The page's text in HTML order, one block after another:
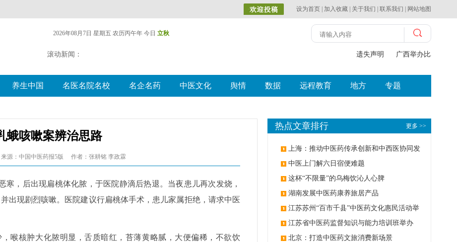
设为首页 加入收藏 关于我们 联系我们 网站地图
2026年08月7日 星期五 农历丙午年 今日 立秋
滚动新闻： 遗失声明 广西举办比赛探索
养生中国 名医名院名校 名企名药 中医文化 舆情 数据 远程教育 地方 专题
蛾咳嗽案辨治思路
来源：中国中医药报5版 作者：张耕铭 李政霖
寒，后出现扁桃体化脓，于医院静滴后热退。当夜患儿再次发烧，
出现剧烈咳嗽。医院建议行扁桃体手术，患儿家属拒绝，请求中医
喉核肿大化脓明显，舌质暗红，苔薄黄略腻，大便偏稀，不欲饮
更多 >>
热点文章排行
上海：推动中医药传承创新和中西医协同发
展 中医上门解六日宿便难题
这杯“不限量”的乌梅饮沁人心脾
湖南发展中医药康养旅居产品
江苏苏州“百市千县”中医药文化惠民活动举
办 江苏省中医药监督知识与能力培训班举办
北京：打造中医药文旅消费新场景